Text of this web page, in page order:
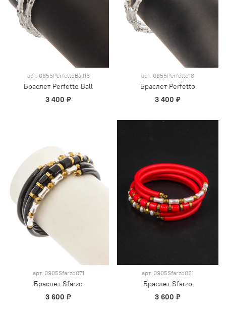
арт. 0855PerfettoBall18
Браслет Perfetto Ball
3 400 ₽
арт. 0855Perfetto18
Браслет Perfetto
3 400 ₽
арт. 0905Sfarzo071
Браслет Sfarzo
3 600 ₽
арт. 0905Sfarzo051
Браслет Sfarzo
3 600 ₽